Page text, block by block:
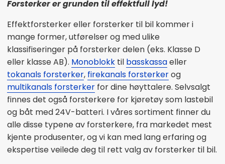
Forsterker er grunden til effektfull lyd!
Effektforsterker eller forsterker til bil kommer i
mange former, utførelser og med ulike
klassifiseringer på forsterker delen (eks. Klasse D
eller klasse AB). Monoblokk til basskassaeller
tokanals forsterker, firekanals forsterkerog
multikanals forsterker for dine høyttalere. Selvsalgt
finnes det også forsterkere for kjøretøy som lastebil
og båt med 24V-batteri. I våres sortiment finner du
alle disse typene av forsterkere, fra markedet mest
kjente produsenter, og vi kan med lang erfaring og
ekspertise veilede deg til rett valg av forsterker til bil.